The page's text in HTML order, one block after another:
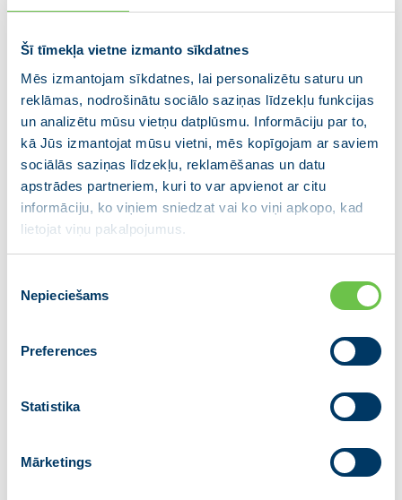
Šī tīmekļa vietne izmanto sīkdatnes
Mēs izmantojam sīkdatnes, lai personalizētu saturu un
reklāmas, nodrošinātu sociālo saziņas līdzekļu funkcijas
un analizētu mūsu vietņu datplūsmu. Informāciju par to,
kā Jūs izmantojat mūsu vietni, mēs kopīgojam ar saviem
sociālās saziņas līdzekļu, reklamēšanas un datu
apstrādes partneriem, kuri to var apvienot ar citu
informāciju, ko viņiem sniedzat vai ko viņi apkopo, kad
lietojat viņu pakalpojumus.
izvēle
Nepieciešams
Preferences
Statistika
Mārketings
lēmumu no šī gada 16. oktobra Ukrainas pasu
tikai divās robežšķērsošanas vietās – caur
Šeremetjevas starptautisko lidostu Maskavā, Krievijā
un caur Vientuļu robežšķērsošanas vietu uz Latvijas
un Krievijas robežas.
Šāds Krievijas lēmums ir ne tikai mēģinājums šķelt
Eiropas Savienību un radīt spriedzi tās pierobežā, bet
arī radīt apstākļus uz Latvijas–Krievijas robežas, kas
var būtiski ietekmēt sabiedrisko kārtību un radīt
valsts drošības apdraudējumu. Tādējādi, lai
valsts drošības apdraudējumu un izvairītos no radītās
nepieciešams apturēt Latvijas – Krievijas
Informāciju sagatavoja:
Tālr. +371 67219363